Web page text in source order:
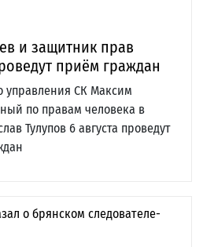
и защитник прав
приём граждан
управления СК Максим
по правам человека в
Тулупов 6 августа проведут